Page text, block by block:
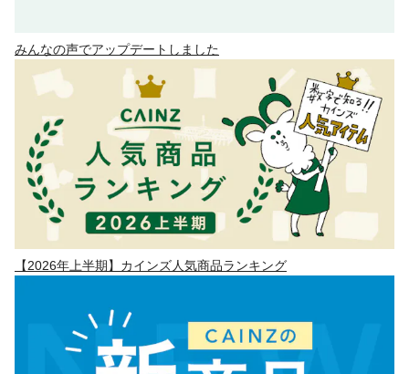
みんなの声でアップデートしました
【2026年上半期】カインズ人気商品ランキング